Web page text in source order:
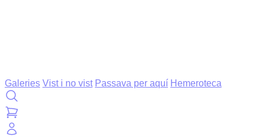
Galeries Vist i no vist Passava per aquí Hemeroteca